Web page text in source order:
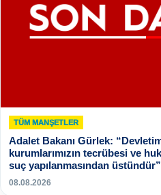
TÜM MANŞETLER
Adalet Bakanı Gürlek:
kurumlarımızın tecrübesi ve
suç yapılanmasından üstündür”
08.08.2026